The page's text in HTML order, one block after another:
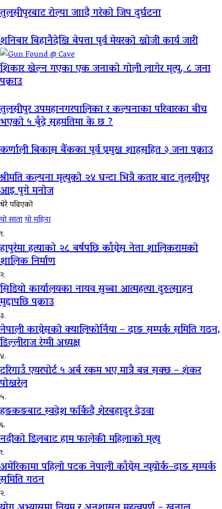
तुलसीपुरबाट रोल्पा जाादै गरेको जिप दुर्घटना
शनिबार बिहानैदेखि बेपत्ता पूर्व मेयरको खोजी कार्य जारी
शिकार खेल्न गएका एक जनाको गोली लागेर मृत्यु, ८ जना
पक्राउ
तुलसीपुर उपमहानगरपालिका र कल्पनाका परिवारका बीच
भएको ५ बुँदे सहमतिमा के छ ?
कर्णाली बिकास बैंकका पूर्व प्रमुख शाहसहित ३ जना पक्राउ
श्रीमति कल्पना मृत्युको २४ घन्टा भित्रै कतार बाट तुलसीपुर
आइ पुगे मनोज
धेरै पढिएको
यो सातायो महिना
१.
हापुरेमा हत्याको २८ बर्षपछि काँग्रेस नेता शालिकरामको
शालिक निर्माण
२.
सिडियो कार्यालयका नायव सुब्बा आत्महत्या दुरुत्साहन
मुद्दापछि पक्राउ
३.
नेपाली काग्रेसको क्यालिफोर्निया – दाङ सम्पर्क समिति गठन,
डिल्लीराज रेग्मी अध्यक्ष
४.
टरिगाउँ एयरपोर्ट ५ अर्ब रकम भए मात्रै बन्न सक्छ – शंकर
पोखरेल
५.
हङकङबाट स्वदेश फर्किदै शेरबहादुर देउवा
६.
नदीको डिलबाट हाम फालेकी महिलाको मृत्यु
१.
अमेरिकामा पहिलो पटक नेपाली काँग्रेस न्यूयोर्क–दाङ सम्पर्क
समिति गठन
२.